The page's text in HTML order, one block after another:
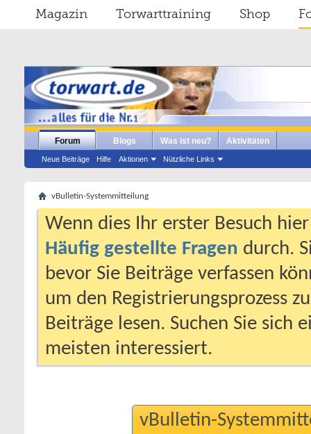
Magazin Torwarttraining Shop
Forum
Neue Beiträge Hilfe Aktionen Nützliche Links
Blogs Was ist neu? Aktivitäten
vBulletin-Systemmitteilung
Wenn dies Ihr erster Besuch
Häufig gestellte Fragen durch.
bevor Sie Beiträge verfassen
um den Registrierungsprozess
Beiträge lesen. Suchen Sie sich
meisten interessiert.
vBulletin-